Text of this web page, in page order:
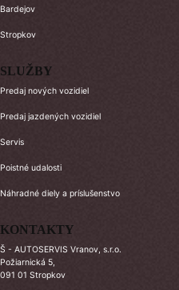
Bardejov
Stropkov
SLUŽBY
Predaj nových vozidiel
Predaj jazdených vozidiel
Servis
Poistné udalosti
Náhradné diely a príslušenstvo
KONTAKTY
Š - AUTOSERVIS Vranov, s.r.o.
Požiarnická 5,
091 01 Stropkov